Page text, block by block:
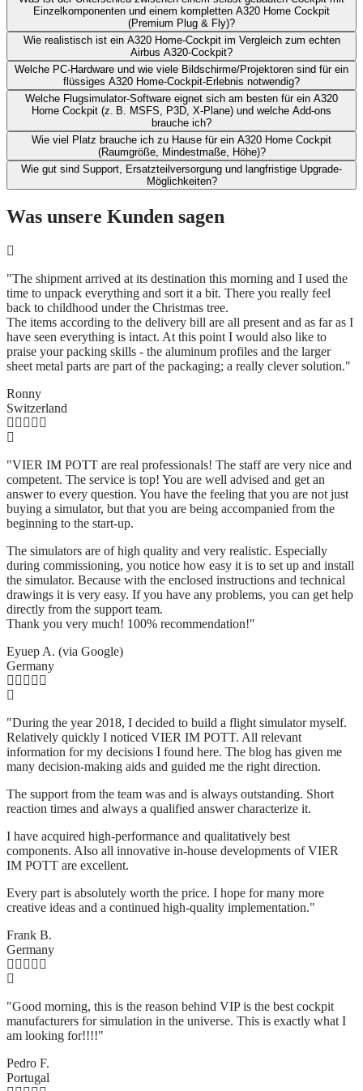
Einzelkomponenten und ​einem kompletten A320 Home Cockpit
(Premium Plug & Fly)?
Wie realistisch ist ein A320 Home-Cockpit im Vergleich zum echten
Airbus A320-Cockpit?​
Welche PC-Hardware und wie viele Bildschirme/Projektoren sind für ein
flüssiges A320 Home-Cockpit-Erlebnis notwendig?
Welche Flugsimulator-Software eignet sich am besten für ein A320
Home Cockpit (z. B. MSFS, P3D, X‑Plane) und welche Add-ons
brauche ich?​
Wie viel Platz brauche ich zu Hause für ein A320 Home Cockpit
(Raumgröße, Mindestmaße, Höhe)?​
Wie gut sind Support, Ersatzteilversorgung und langfristige Upgrade-
Möglichkeiten?
Was unsere Kunden sagen
"The shipment arrived at its destination this morning and I used the
time to unpack everything and sort it a bit. There you really feel
back to childhood under the Christmas tree.
The items according to the delivery bill are all present and as far as I
have seen everything is intact. At this point I would also like to
praise your packing skills - the aluminum profiles and the larger
sheet metal parts are part of the packaging; a really clever solution."
Ronny
Switzerland
"VIER IM POTT are real professionals! The staff are very nice and
competent. The service is top! You are well advised and get an
answer to every question. You have the feeling that you are not just
buying a simulator, but that you are being accompanied from the
beginning to the start-up.
The simulators are of high quality and very realistic. Especially
during commissioning, you notice how easy it is to set up and install
the simulator. Because with the enclosed instructions and technical
drawings it is very easy. If you have any problems, you can get help
directly from the support team.
Thank you very much! 100% recommendation!"
Eyuep A. (via Google)
Germany
"During the year 2018, I decided to build a flight simulator myself.
Relatively quickly I noticed VIER IM POTT. All relevant
information for my decisions I found here. The blog has given me
many decision-making aids and guided me the right direction.
The support from the team was and is always outstanding. Short
reaction times and always a qualified answer characterize it.
I have acquired high-performance and qualitatively best
components. Also all innovative in-house developments of VIER
IM POTT are excellent.
Every part is absolutely worth the price. I hope for many more
creative ideas and a continued high-quality implementation."
Frank B.
Germany
"Good morning, this is the reason behind VIP is the best cockpit
manufacturers for simulation in the universe. This is exactly what I
am looking for!!!!"
Pedro F.
Portugal